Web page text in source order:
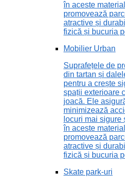
în aceste
promovează
atractive și
fizică și bucuria
Mobilier Urban
Suprafețele de
din tartan și
pentru a crește
spații exterioare
joacă. Ele
minimizează
locuri mai sigure
în aceste
promovează
atractive și
fizică și bucuria
Skate park-uri